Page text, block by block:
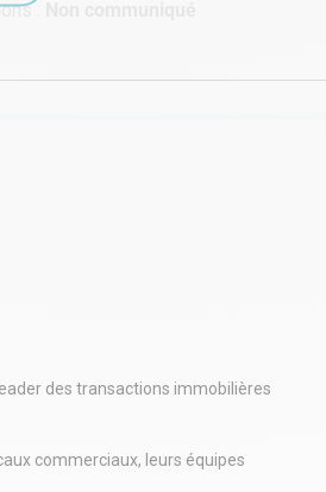
:
des transactions immobilières
commerciaux, leurs équipes